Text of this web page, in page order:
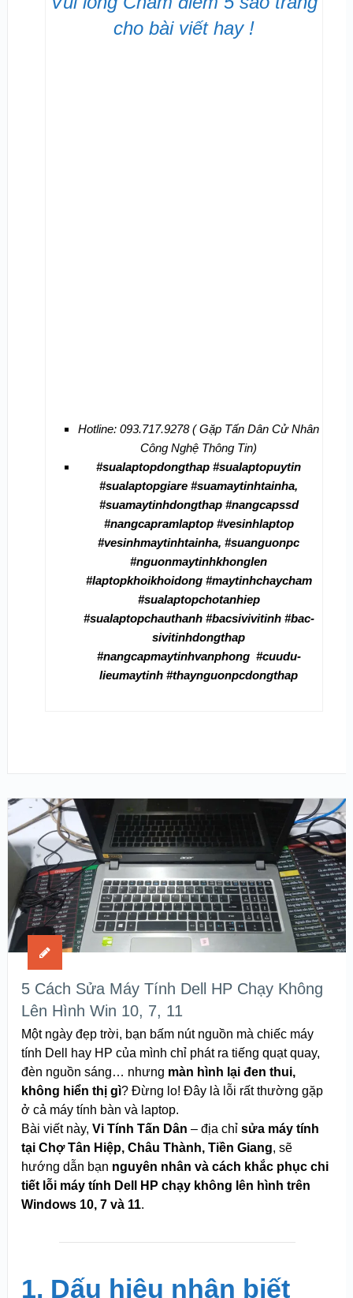
cho bài viết hay !
Hotline: 093.717.9278 ( Gặp Tấn Dân Cử Nhân
Công Nghệ Thông Tin)
#sualaptopdongthap #sualaptopuytin
#sualaptopgiare #suamaytinhtainha,
#suamaytinhdongthap #nangcapssd
#nangcapramlaptop #vesinhlaptop
#vesinhmaytinhtainha, #suanguonpc
#nguonmaytinhkhonglen
#laptopkhoikhoidong #maytinhchaycham
#sualaptopchotanhiep
#sualaptopchauthanh #bac­siv­ivitinh #bac­
siv­i­tinhdongthap
#nangcapmaytinhvanphong #cuudu­
lieumaytinh #thaynguonpcdongthap
5 Cách Sửa Máy Tính Dell HP Chạy Không
Lên Hình Win 10, 7, 11
Một ngày đẹp trời, bạn bấm nút nguồn mà chiếc máy
tính Dell hay HP của mình chỉ phát ra tiếng quạt quay,
đèn nguồn sáng… nhưng màn hình lại đen thui,
không hiển thị gì? Đừng lo! Đây là lỗi rất thường gặp
ở cả máy tính bàn và laptop.
Bài viết này, Vi Tính Tấn Dân – địa chỉ sửa máy tính
tại Chợ Tân Hiệp, Châu Thành, Tiền Giang, sẽ
hướng dẫn bạn nguyên nhân và cách khắc phục chi
tiết lỗi máy tính Dell HP chạy không lên hình trên
Windows 10, 7 và 11.
1. Dấu hiệu nhận biết